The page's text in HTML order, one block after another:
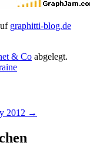
graphitti-blog.de
& Co abgelegt.
2012 →